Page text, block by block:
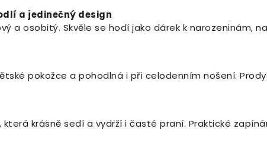
a jedinečný design
a osobitý. Skvěle se hodí jako dárek k narozeninám,
pokožce a pohodlná i při celodenním nošení.
krásně sedí a vydrží i časté praní. Praktické